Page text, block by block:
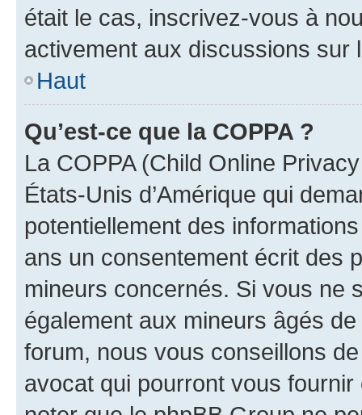
était le cas, inscrivez-vous à
activement aux discussions sur
Haut
Qu’est-ce que la COPPA ?
La COPPA (Child Online
États-Unis d’Amérique qui
potentiellement des
ans un consentement écrit des
mineurs concernés. Si vous ne
également aux mineurs âgés
forum, nous vous conseillons
avocat qui pourront vous